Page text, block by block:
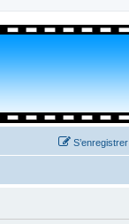
S’enregistrer